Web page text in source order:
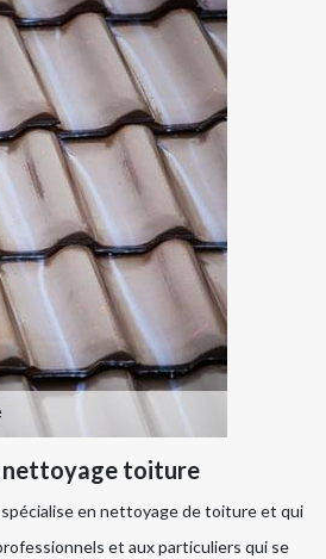
nettoyage toiture
en nettoyage de toiture et qui
et aux particuliers qui se